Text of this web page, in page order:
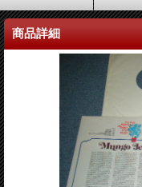
商品詳細